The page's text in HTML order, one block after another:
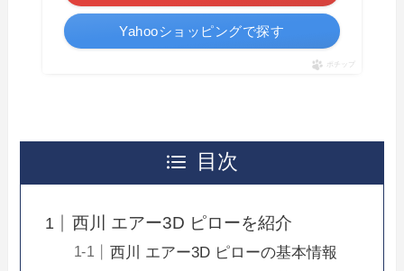
Yahooショッピングで探す
ポチップ
目次
西川 エアー3D ピローを紹介
西川 エアー3D ピローの基本情報